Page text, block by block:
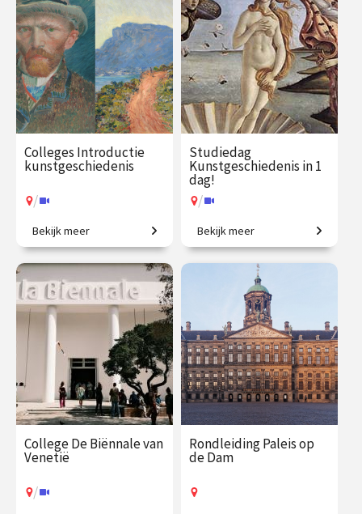
Colleges Introductie
kunstgeschiedenis
/
2500 jaar westerse
kunstgeschiedenis in
vogelvlucht.
€ 345.00
vanaf 21
sep.
Op locatie of online
Bekijk meer
Studiedag
Kunstgeschiedenis in 1
dag!
/
Uitdagende expeditie van
Grieken tot moderne kunst.
€ 65.00 / €
aug.
/ Op locatie of online
Bekijk meer
College De Biënnale van
Venetië
/
Rondleiding Paleis op
de Dam